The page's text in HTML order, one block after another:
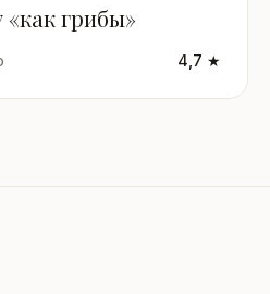
«как грибы»
4,7 ★